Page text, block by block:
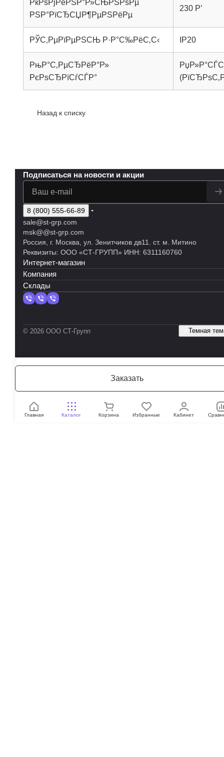
РќРѕРјРёРЅР°Р»СЊРЅРѕРµ
РЅР°РїСЂСЏР¶РµРЅРёРµ
230 Р’
РЎС‚РµРїРµРЅСЊ Р·Р°С‰РёС‚С‹ IP20
РњР°С‚РµСЂРёР°Р»
РєРѕСЂРїСѓСЃР°
Назад к списку
Заказать
Главная Каталог Корзина Избранные Кабинет
Подписаться на новости и акции
8 (800) 555-66-89
sale@st-grp.com
msk@@st-grp.com
Россия, г. Москва, ул. Зенитчиков дв11. ст. м. Митино
Реквизиты: ООО «СТ-ГРУПП» ИНН: 6311160760
Интернет-магазин
Компания
Склады
© 2026 ООО СТ-Групп Темная